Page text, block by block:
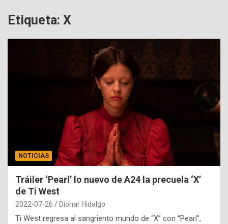
Etiqueta: X
NOTICIAS
Tráiler ‘Pearl’ lo nuevo de A24 la precuela ‘X’
de Ti West
2022-07-26 Dionar Hidalgo
Ti West regresa al sangriento mundo de “X” con “Pearl”,